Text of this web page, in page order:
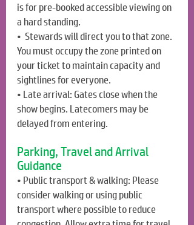
is for pre-booked accessible viewing on
a hard standing.
•  Stewards will direct you to that zone.
You must occupy the zone printed on
your ticket to maintain capacity and
sightlines for everyone.
• Late arrival: Gates close when the
show begins. Latecomers may be
delayed from entering.
Parking, Travel and Arrival
Guidance
• Public transport & walking: Please
consider walking or using public
transport where possible to reduce